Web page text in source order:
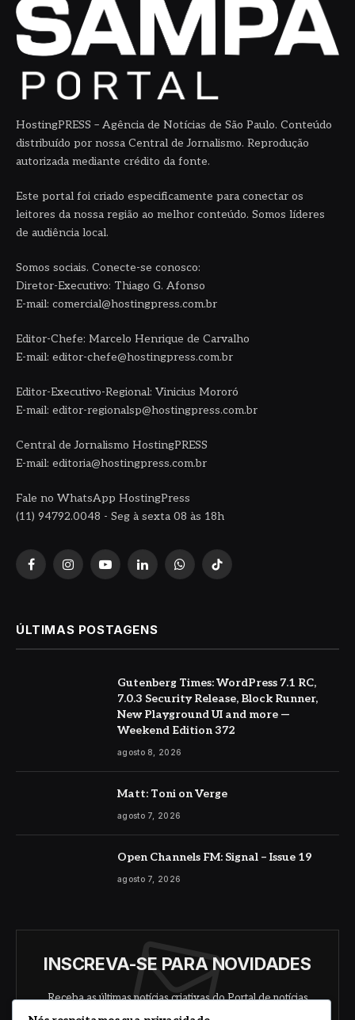
HostingPRESS – Agência de Notícias de São Paulo. Conteúdo
distribuído por nossa Central de Jornalismo. Reprodução
autorizada mediante crédito da fonte.
Este portal foi criado especificamente para conectar os
leitores da nossa região ao melhor conteúdo. Somos líderes
de audiência local.
Somos sociais. Conecte-se conosco:
Diretor-Executivo: Thiago G. Afonso
E-mail: comercial@hostingpress.com.br
Editor-Chefe: Marcelo Henrique de Carvalho
E-mail: editor-chefe@hostingpress.com.br
Editor-Executivo-Regional: Vinicius Mororó
E-mail: editor-regionalsp@hostingpress.com.br
Central de Jornalismo HostingPRESS
E-mail: editoria@hostingpress.com.br
Fale no WhatsApp HostingPress
(11) 94792.0048 - Seg à sexta 08 às 18h
FacebookInstagramYouTubeLinkedInWhatsAppTikTok
ÚLTIMAS POSTAGENS
Gutenberg Times: WordPress 7.1 RC,
7.0.3 Security Release, Block Runner,
New Playground UI and more —
Weekend Edition 372
agosto 8, 2026
Matt: Toni on Verge
agosto 7, 2026
Open Channels FM: Signal – Issue 19
agosto 7, 2026
INSCREVA-SE PARA NOVIDADES
Receba as últimas notícias criativas do Portal de notícias
sobre arte, design e negócios.